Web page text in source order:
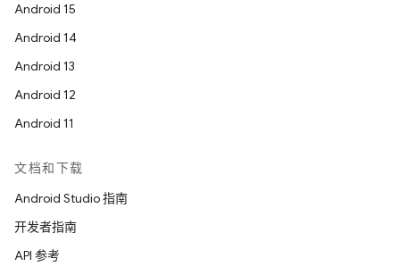
Android 15
Android 14
Android 13
Android 12
Android 11
文档和下载
Android Studio 指南
开发者指南
API 参考